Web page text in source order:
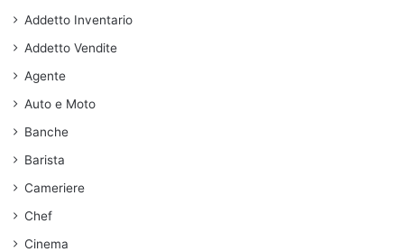
Addetto Inventario
Addetto Vendite
Agente
Auto e Moto
Banche
Barista
Cameriere
Chef
Cinema